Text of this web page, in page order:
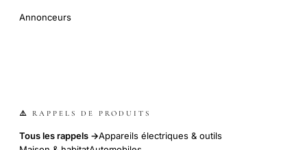
Annonceurs
⚠️ RAPPELS DE PRODUITS
Tous les rappels →Appareils électriques & outils